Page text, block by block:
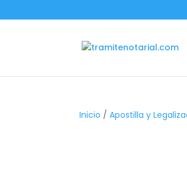
Inicio /Apostilla y